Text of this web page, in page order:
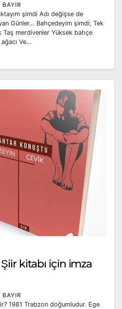
BAYIR
şimdi Adı değişse de
Günler… Bahçedeyim şimdi; Tek
Taş merdivenler Yüksek bahçe
Ve…
kitabı için imza
BAYIR
1981 Trabzon doğumludur. Ege